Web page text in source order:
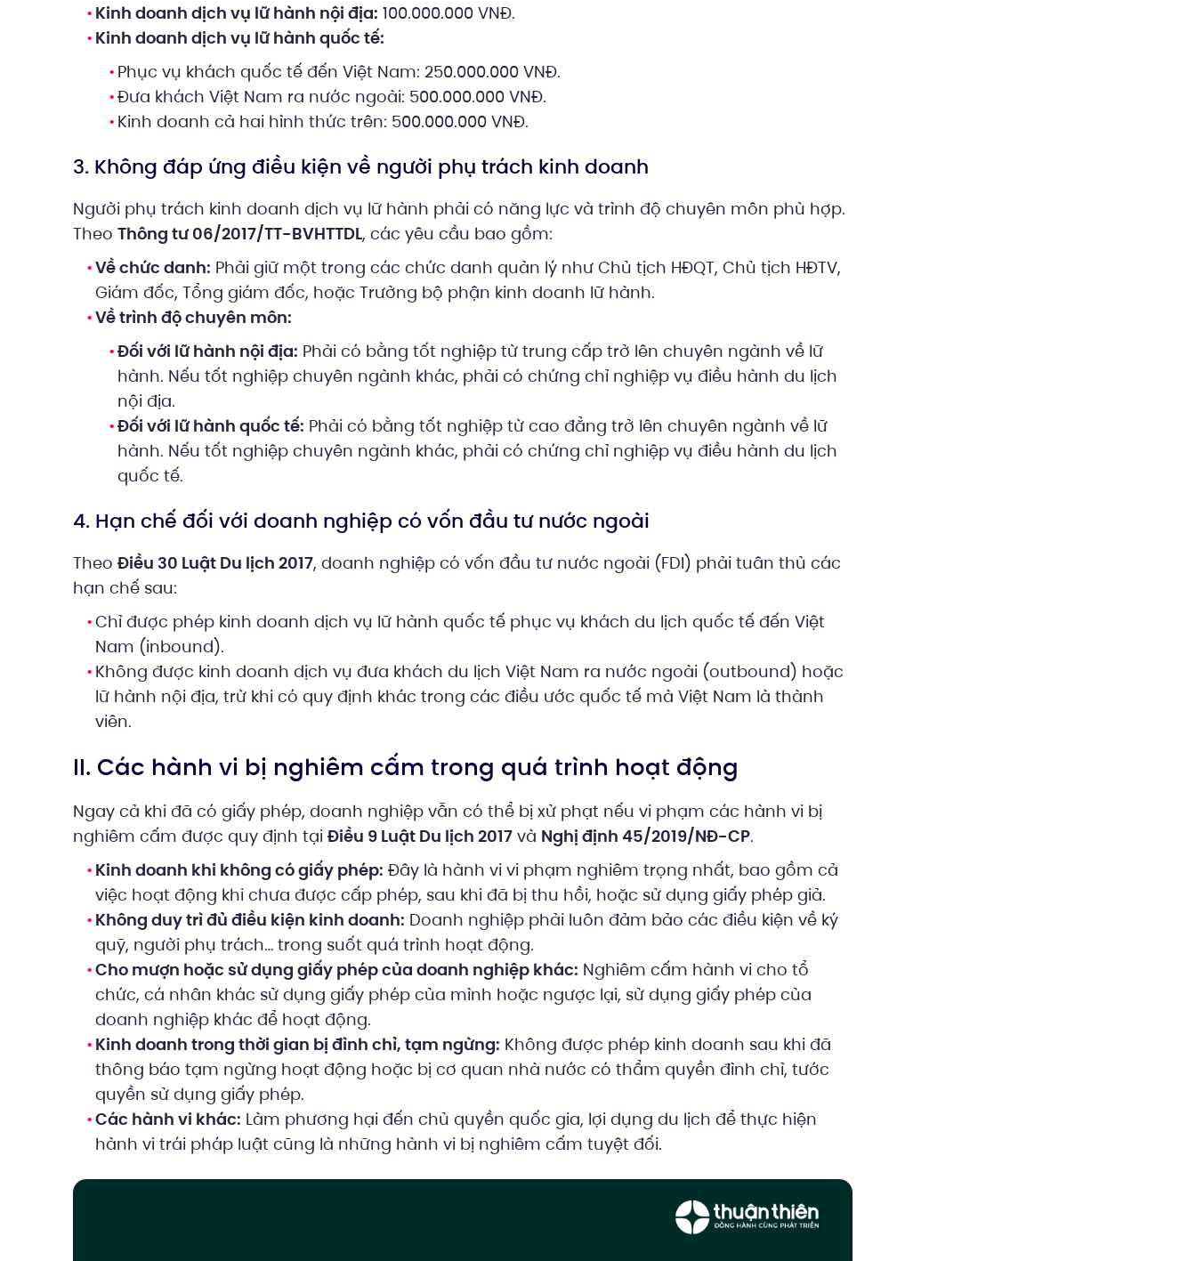
Kinh doanh dịch vụ lữ hành nội địa: 100.000.000 VNĐ.
Kinh doanh dịch vụ lữ hành quốc tế:
Phục vụ khách quốc tế đến Việt Nam: 250.000.000 VNĐ.
Đưa khách Việt Nam ra nước ngoài: 500.000.000 VNĐ.
Kinh doanh cả hai hình thức trên: 500.000.000 VNĐ.
3. Không đáp ứng điều kiện về người phụ trách kinh doanh
Người phụ trách kinh doanh dịch vụ lữ hành phải có năng lực và trình độ chuyên môn phù hợp.
Theo Thông tư 06/2017/TT-BVHTTDL, các yêu cầu bao gồm:
Về chức danh: Phải giữ một trong các chức danh quản lý như Chủ tịch HĐQT, Chủ tịch HĐTV,
Giám đốc, Tổng giám đốc, hoặc Trưởng bộ phận kinh doanh lữ hành.
Về trình độ chuyên môn:
Đối với lữ hành nội địa: Phải có bằng tốt nghiệp từ trung cấp trở lên chuyên ngành về lữ
hành. Nếu tốt nghiệp chuyên ngành khác, phải có chứng chỉ nghiệp vụ điều hành du lịch
nội địa.
Đối với lữ hành quốc tế: Phải có bằng tốt nghiệp từ cao đẳng trở lên chuyên ngành về lữ
hành. Nếu tốt nghiệp chuyên ngành khác, phải có chứng chỉ nghiệp vụ điều hành du lịch
quốc tế.
4. Hạn chế đối với doanh nghiệp có vốn đầu tư nước ngoài
Theo Điều 30 Luật Du lịch 2017, doanh nghiệp có vốn đầu tư nước ngoài (FDI) phải tuân thủ các
hạn chế sau:
Chỉ được phép kinh doanh dịch vụ lữ hành quốc tế phục vụ khách du lịch quốc tế đến Việt
Nam (inbound).
Không được kinh doanh dịch vụ đưa khách du lịch Việt Nam ra nước ngoài (outbound) hoặc
lữ hành nội địa, trừ khi có quy định khác trong các điều ước quốc tế mà Việt Nam là thành
viên.
II. Các hành vi bị nghiêm cấm trong quá trình hoạt động
Ngay cả khi đã có giấy phép, doanh nghiệp vẫn có thể bị xử phạt nếu vi phạm các hành vi bị
nghiêm cấm được quy định tại Điều 9 Luật Du lịch 2017 và Nghị định 45/2019/NĐ-CP.
Kinh doanh khi không có giấy phép: Đây là hành vi vi phạm nghiêm trọng nhất, bao gồm cả
việc hoạt động khi chưa được cấp phép, sau khi đã bị thu hồi, hoặc sử dụng giấy phép giả.
Không duy trì đủ điều kiện kinh doanh: Doanh nghiệp phải luôn đảm bảo các điều kiện về ký
quỹ, người phụ trách… trong suốt quá trình hoạt động.
Cho mượn hoặc sử dụng giấy phép của doanh nghiệp khác: Nghiêm cấm hành vi cho tổ
chức, cá nhân khác sử dụng giấy phép của mình hoặc ngược lại, sử dụng giấy phép của
doanh nghiệp khác để hoạt động.
Kinh doanh trong thời gian bị đình chỉ, tạm ngừng: Không được phép kinh doanh sau khi đã
thông báo tạm ngừng hoạt động hoặc bị cơ quan nhà nước có thẩm quyền đình chỉ, tước
quyền sử dụng giấy phép.
Các hành vi khác: Làm phương hại đến chủ quyền quốc gia, lợi dụng du lịch để thực hiện
hành vi trái pháp luật cũng là những hành vi bị nghiêm cấm tuyệt đối.